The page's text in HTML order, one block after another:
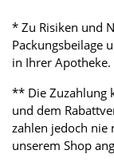
* Zu Risiken und
Packungsbeilage
in Ihrer Apotheke.
** Die Zuzahlung
und dem
zahlen jedoch nie
unserem Shop